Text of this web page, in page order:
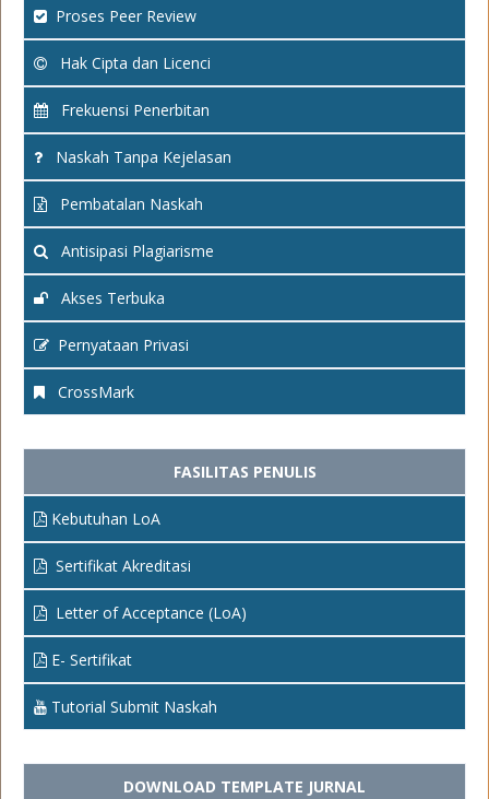
Proses Peer Review
Hak Cipta dan Licenci
Frekuensi Penerbitan
Naskah Tanpa Kejelasan
Pembatalan Naskah
Antisipasi Plagiarisme
Akses Terbuka
Pernyataan Privasi
CrossMark
FASILITAS PENULIS
Kebutuhan LoA
Sertifikat Akreditasi
Letter of Acceptance (LoA)
E- Sertifikat
Tutorial Submit Naskah
DOWNLOAD TEMPLATE JURNAL